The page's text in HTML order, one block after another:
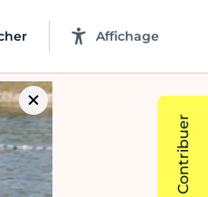
Affichage
Contribuer